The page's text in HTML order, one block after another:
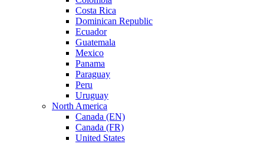
Costa Rica
Dominican Republic
Ecuador
Guatemala
Mexico
Panama
Paraguay
Peru
Uruguay
North America
Canada (EN)
Canada (FR)
United States